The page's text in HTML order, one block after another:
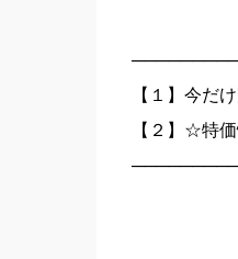
【１】今だ
【２】☆特